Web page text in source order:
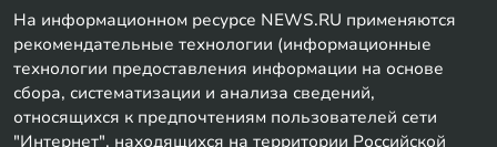
На информационном ресурсе NEWS.RU применяются
рекомендательные технологии (информационные
технологии предоставления информации на основе
сбора, систематизации и анализа сведений,
относящихся к предпочтениям пользователей сети
"Интернет", находящихся на территории Российской